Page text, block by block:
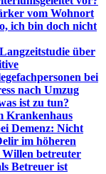
vom Wohnort
ich bin doch nicht
über
bei
nach Umzug
ist zu tun?
Krankenhaus
Demenz: Nicht
im höheren
betreuter
Betreuer ist